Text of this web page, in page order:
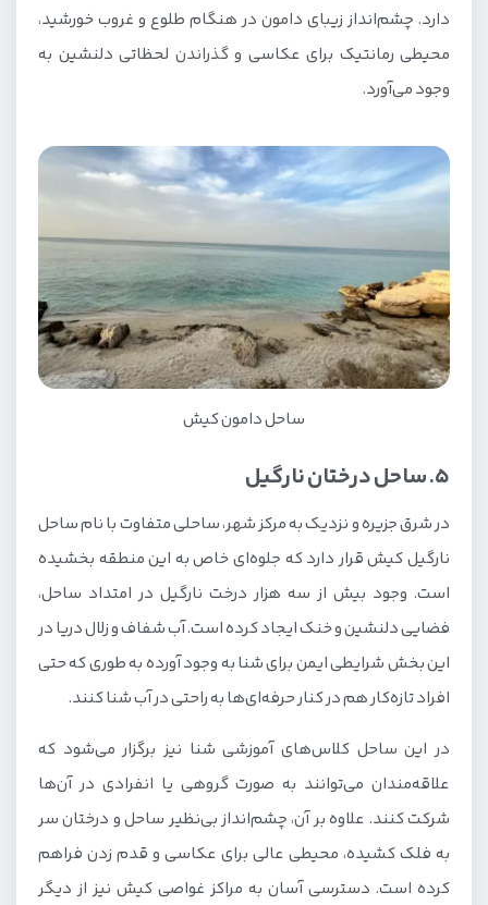
دارد. چشم‌انداز زیبای دامون در هنگام طلوع و غروب خورشید،
محیطی رمانتیک برای عکاسی و گذراندن لحظاتی دلنشین به
وجود می‌آورد.
ساحل دامون کیش
5. ساحل درختان نارگیل
در شرق جزیره و نزدیک به مرکز شهر، ساحلی متفاوت با نام ساحل
نارگیل کیش قرار دارد که جلوه‌ای خاص به این منطقه بخشیده
است. وجود بیش از سه هزار درخت نارگیل در امتداد ساحل،
فضایی دلنشین و خنک ایجاد کرده است. آب شفاف و زلال دریا در
این بخش شرایطی ایمن برای شنا به وجود آورده به طوری که حتی
افراد تازه‌کار هم در کنار حرفه‌ای‌ها به راحتی در آب شنا کنند.
در این ساحل کلاس‌های آموزشی شنا نیز برگزار می‌شود که
علاقه‌مندان می‌توانند به صورت گروهی یا انفرادی در آن‌ها
شرکت کنند. علاوه بر آن، چشم‌انداز بی‌نظیر ساحل و درختان سر
به فلک کشیده، محیطی عالی برای عکاسی و قدم زدن فراهم
کرده است. دسترسی آسان به مراکز غواصی کیش نیز از دیگر